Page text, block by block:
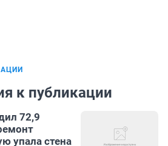
к публикации
72,9
упала стена